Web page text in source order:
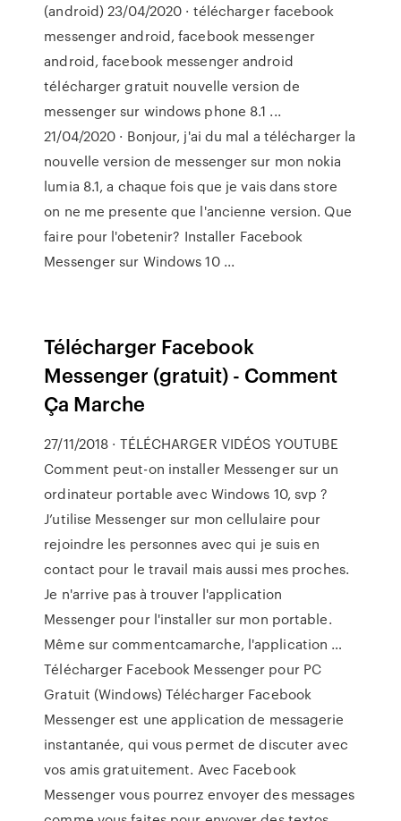
(android) 23/04/2020 · télécharger facebook
messenger android, facebook messenger
android, facebook messenger android
télécharger gratuit nouvelle version de
messenger sur windows phone 8.1 ...
21/04/2020 · Bonjour, j'ai du mal a télécharger la
nouvelle version de messenger sur mon nokia
lumia 8.1, a chaque fois que je vais dans store
on ne me presente que l'ancienne version. Que
faire pour l'obetenir? Installer Facebook
Messenger sur Windows 10 ...
Télécharger Facebook
Messenger (gratuit) - Comment
Ça Marche
27/11/2018 · TÉLÉCHARGER VIDÉOS YOUTUBE
Comment peut-on installer Messenger sur un
ordinateur portable avec Windows 10, svp ?
J’utilise Messenger sur mon cellulaire pour
rejoindre les personnes avec qui je suis en
contact pour le travail mais aussi mes proches.
Je n'arrive pas à trouver l'application
Messenger pour l'installer sur mon portable.
Même sur commentcamarche, l'application …
Télécharger Facebook Messenger pour PC
Gratuit (Windows) Télécharger Facebook
Messenger est une application de messagerie
instantanée, qui vous permet de discuter avec
vos amis gratuitement. Avec Facebook
Messenger vous pourrez envoyer des messages